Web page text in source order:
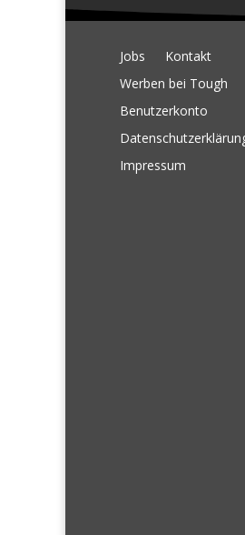
Jobs
Kontakt
Werben bei Tough
Benutzerkonto
Impressum